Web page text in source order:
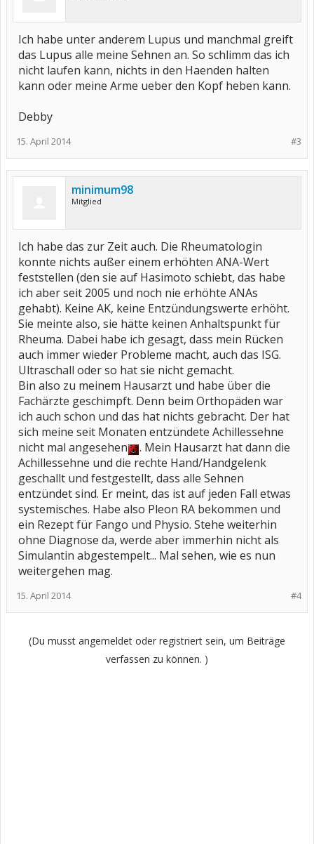
Ich habe unter anderem Lupus und manchmal greift
das Lupus alle meine Sehnen an. So schlimm das ich
nicht laufen kann, nichts in den Haenden halten
kann oder meine Arme ueber den Kopf heben kann.
Debby
#3
15. April 2014
minimum98
Mitglied
Ich habe das zur Zeit auch. Die Rheumatologin
konnte nichts außer einem erhöhten ANA-Wert
feststellen (den sie auf Hasimoto schiebt, das habe
ich aber seit 2005 und noch nie erhöhte ANAs
gehabt). Keine AK, keine Entzündungswerte erhöht.
Sie meinte also, sie hätte keinen Anhaltspunkt für
Rheuma. Dabei habe ich gesagt, dass mein Rücken
auch immer wieder Probleme macht, auch das ISG.
Ultraschall oder so hat sie nicht gemacht.
Bin also zu meinem Hausarzt und habe über die
Fachärzte geschimpft. Denn beim Orthopäden war
ich auch schon und das hat nichts gebracht. Der hat
sich meine seit Monaten entzündete Achillessehne
nicht mal angesehen
. Mein Hausarzt hat dann die
Achillessehne und die rechte Hand/Handgelenk
geschallt und festgestellt, dass alle Sehnen
entzündet sind. Er meint, das ist auf jeden Fall etwas
systemisches. Habe also Pleon RA bekommen und
ein Rezept für Fango und Physio. Stehe weiterhin
ohne Diagnose da, werde aber immerhin nicht als
Simulantin abgestempelt... Mal sehen, wie es nun
weitergehen mag.
#4
15. April 2014
(Du musst angemeldet oder registriert sein, um Beiträge
verfassen zu können. )